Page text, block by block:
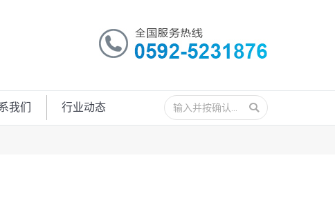
我们 行业动态
搜
索：